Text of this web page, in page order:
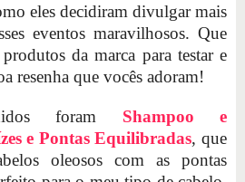
eles decidiram divulgar mais
eventos maravilhosos. Que
da marca para testar e
resenha que vocês adoram!
foram Shampoo e
e Pontas Equilibradas, que
oleosos com as pontas